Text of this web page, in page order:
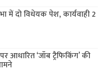
में दो विधेयक पेश, कार्यवाही 2
आधारित ‘जॉब ट्रैफिकिंग’ की